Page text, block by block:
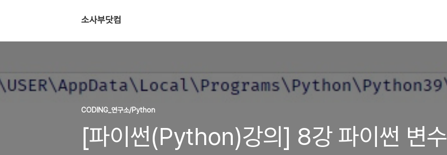
소사부닷컴
CODING_연구소/Python
[파이썬(Python)강의] 8강 파이썬 변수